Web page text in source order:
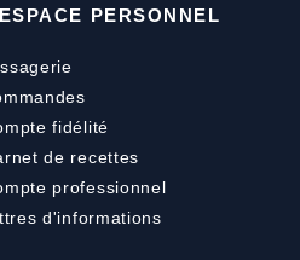
PERSONNEL
fidélité
de recettes
professionnel
d'informations